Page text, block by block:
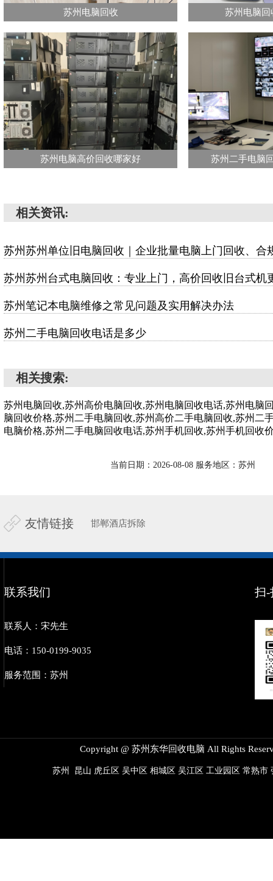
苏州电脑回收 苏州电脑
苏州电脑高价回收哪家好 苏州二手电脑
相关资讯:
苏州苏州单位旧电脑回收｜企业批量电脑上门回收、合
苏州苏州台式电脑回收：专业上门，高价回收旧台式机
苏州笔记本电脑维修之常见问题及实用解决办法
苏州二手电脑回收电话是多少
相关搜索:
苏州电脑回收,苏州高价电脑回收,苏州电脑回收电话,苏州电脑
脑回收价格,苏州二手电脑回收,苏州高价二手电脑回收,苏州二
电脑价格,苏州二手电脑回收电话,苏州手机回收,苏州手机回收
当前日期：2026-08-08 服务地区：苏州
友情链接 邯郸酒店拆除
联系我们
联系人：宋先生
电话：150-0199-9035
服务范围：苏州
扫-
Copyright @ 苏州东华回收电脑 All Rights
苏州 昆山 虎丘区 吴中区 相城区 吴江区 工业园区 常熟市